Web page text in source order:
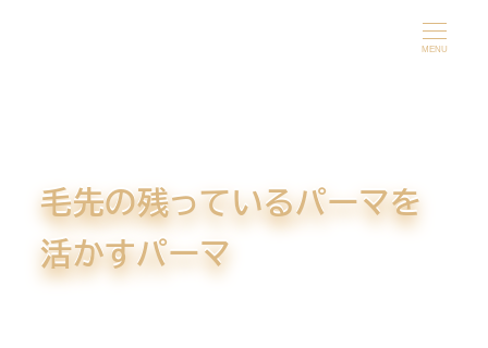
MENU
毛先の残っているパーマを
活かすパーマ